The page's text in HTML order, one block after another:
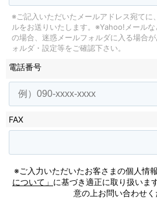
※ご記入いただいたメールアドレス宛てに
ルをお送りいたします。 ※Yahoo!メールな
の場合、迷惑メールフォルダに入る場合が
ォルダ・設定等をご確認下さい。
電話番号
FAX
※ご入力いただいたお客さまの個人情報
について」 に基づき適正に取り扱いま
意の上お問い合わせく